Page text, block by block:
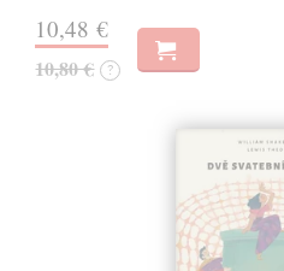
10,48 €
10,80 € ?